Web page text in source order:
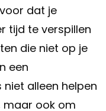
dat je
tijd te verspillen
die niet op je
een
alleen helpen
maar ook om